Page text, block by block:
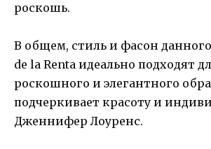
роскошь.
В общем, стиль и фасон данного
de la Renta идеально подходят
роскошного и элегантного
подчеркивает красоту и
Дженнифер Лоуренс.